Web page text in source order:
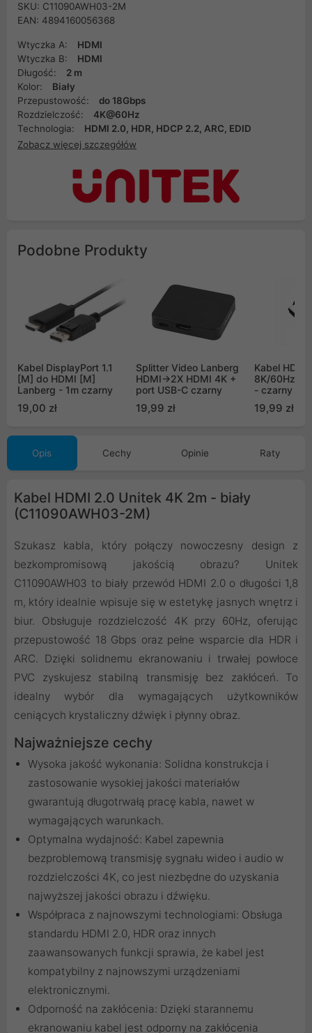
SKU: C11090AWH03-2M
EAN: 4894160056368
Wtyczka A:
HDMI
Wtyczka B:
HDMI
Długość:
2 m
Kolor:
Biały
Przepustowość:
do 18Gbps
Rozdzielczość:
4K@60Hz
Technologia:
HDMI 2.0, HDR, HDCP 2.2, ARC, EDID
Zobacz więcej szczegółów
Podobne Produkty
Kabel DisplayPort 1.1
[M] do HDMI [M]
Lanberg - 1m czarny
19,00 zł
Splitter Video Lanberg
HDMI->2X HDMI 4K +
port USB-C czarny
19,99 zł
Kabel HDMI
8K/60Hz
- czarny
19,99 zł
Opis Cechy Opinie Raty
Kabel HDMI 2.0 Unitek 4K 2m - biały
(C11090AWH03-2M)
Szukasz kabla, który połączy nowoczesny design z
bezkompromisową jakością obrazu? Unitek
C11090AWH03 to biały przewód HDMI 2.0 o długości 1,8
m, który idealnie wpisuje się w estetykę jasnych wnętrz i
biur. Obsługuje rozdzielczość 4K przy 60Hz, oferując
przepustowość 18 Gbps oraz pełne wsparcie dla HDR i
ARC. Dzięki solidnemu ekranowaniu i trwałej powłoce
PVC zyskujesz stabilną transmisję bez zakłóceń. To
idealny wybór dla wymagających użytkowników
ceniących krystaliczny dźwięk i płynny obraz.
Najważniejsze cechy
Wysoka jakość wykonania: Solidna konstrukcja i
zastosowanie wysokiej jakości materiałów
gwarantują długotrwałą pracę kabla, nawet w
wymagających warunkach.
Optymalna wydajność: Kabel zapewnia
bezproblemową transmisję sygnału wideo i audio w
rozdzielczości 4K, co jest niezbędne do uzyskania
najwyższej jakości obrazu i dźwięku.
Współpraca z najnowszymi technologiami: Obsługa
standardu HDMI 2.0, HDR oraz innych
zaawansowanych funkcji sprawia, że kabel jest
kompatybilny z najnowszymi urządzeniami
elektronicznymi.
Odporność na zakłócenia: Dzięki starannemu
ekranowaniu kabel jest odporny na zakłócenia